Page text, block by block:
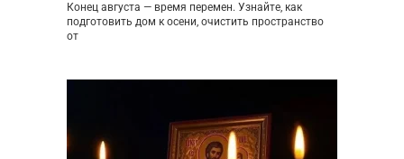
Конец августа — время перемен. Узнайте, как
подготовить дом к осени, очистить пространство
от